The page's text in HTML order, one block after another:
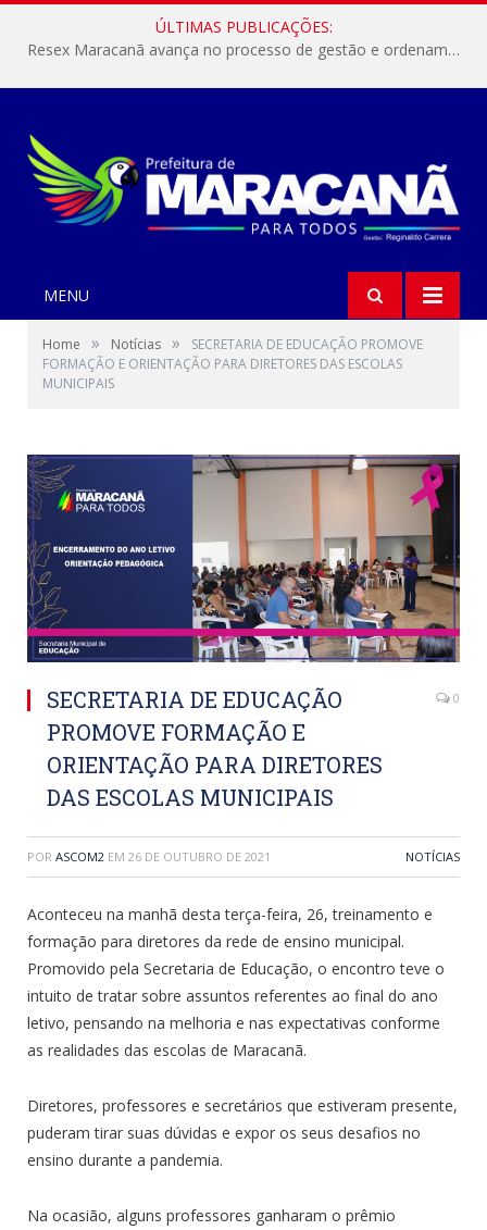
ÚLTIMAS PUBLICAÇÕES:
Resex Maracanã avança no processo de gestão e ordenamento do turismo em nossas áreas protegidas.
MENU
Home » Notícias »
SECRETARIA DE EDUCAÇÃO PROMOVE
FORMAÇÃO E ORIENTAÇÃO PARA DIRETORES DAS ESCOLAS
MUNICIPAIS
SECRETARIA DE EDUCAÇÃO
PROMOVE FORMAÇÃO E
ORIENTAÇÃO PARA DIRETORES
DAS ESCOLAS MUNICIPAIS
0
POR ASCOM2 EM 26 DE OUTUBRO DE 2021 NOTÍCIAS
Aconteceu na manhã desta terça-feira, 26, treinamento e
formação para diretores da rede de ensino municipal.
Promovido pela Secretaria de Educação, o encontro teve o
intuito de tratar sobre assuntos referentes ao final do ano
letivo, pensando na melhoria e nas expectativas conforme
as realidades das escolas de Maracanã.
Diretores, professores e secretários que estiveram presente,
puderam tirar suas dúvidas e expor os seus desafios no
ensino durante a pandemia.
Na ocasião, alguns professores ganharam o prêmio